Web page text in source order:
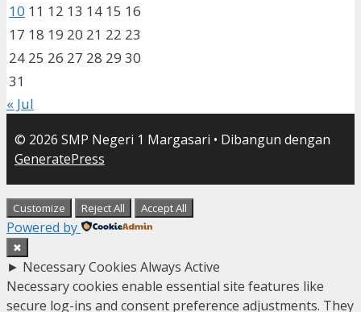
10 11 12 13 14 15 16
17 18 19 20 21 22 23
24 25 26 27 28 29 30
31
« Jul
© 2026 SMP Negeri 1 Margasari • Dibangun dengan
GeneratePress
Customize Reject All Accept All
Powered by
✖
► Necessary Cookies Always Active
Necessary cookies enable essential site features like
secure log-ins and consent preference adjustments. They